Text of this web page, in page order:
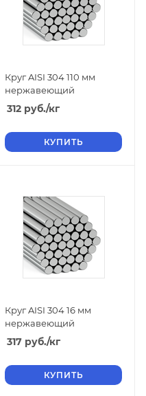
Круг AISI 304 110 мм
нержавеющий
312 руб./кг
КУПИТЬ
Круг AISI 304 16 мм
нержавеющий
317 руб./кг
КУПИТЬ